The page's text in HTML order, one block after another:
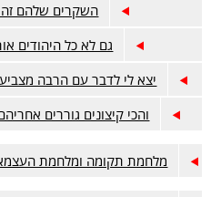
השקרים שלהם
גם לא כל היהודים
יצא לי לדבר עם הרבה
והכי קיצונים גוררים
מלחמת תקומה ומלחמת